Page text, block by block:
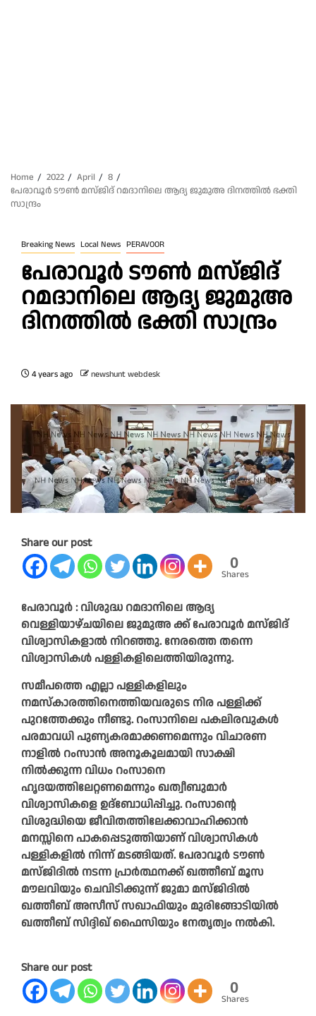
Home 2022 April
8
പേരാവൂർ ടൗൺ മസ്ജിദ് റമദാനിലെ ആദ്യ ജുമുഅ ദിനത്തിൽ ഭക്തി
സാന്ദ്രം
Breaking News Local News PERAVOOR
പേരാവൂർ ടൗൺ മസ്ജിദ്
റമദാനിലെ ആദ്യ ജുമുഅ
ദിനത്തിൽ ഭക്തി സാന്ദ്രം
4 years ago newshunt webdesk
Share our post
0
Shares
പേരാവൂർ : വിശുദ്ധ റമദാനിലെ ആദ്യ
വെള്ളിയാഴ്ചയിലെ ജുമുഅ ക്ക് പേരാവൂർ മസ്ജിദ്
വിശ്വാസികളാൽ നിറഞ്ഞു. നേരത്തെ തന്നെ
വിശ്വാസികള്‍ പള്ളികളിലെത്തിയിരുന്നു.
സമീപത്തെ എല്ലാ പള്ളികളിലും
നമസ്‌കാരത്തിനെത്തിയവരുടെ നിര പള്ളിക്ക്
പുറത്തേക്കും നീണ്ടു. റംസാനിലെ പകലിരവുകള്‍
പരമാവധി പുണ്യകരമാക്കണമെന്നും വിചാരണ
നാളില്‍ റംസാന്‍ അനൂകൂലമായി സാക്ഷി
നില്‍ക്കുന്ന വിധം റംസാനെ
ഹൃദയത്തിലേറ്റണമെന്നും ഖത്വീബുമാര്‍
വിശ്വാസികളെ ഉദ്‌ബോധിപ്പിച്ചു. റംസാന്റെ
വിശുദ്ധിയെ ജീവിതത്തിലേക്കാവാഹിക്കാന്‍
മനസ്സിനെ പാകപ്പെടുത്തിയാണ് വിശ്വാസികള്‍
പള്ളികളില്‍ നിന്ന് മടങ്ങിയത്. പേരാവൂർ ടൗൺ
മസ്ജിദിൽ നടന്ന പ്രാർത്ഥനക്ക് ഖത്തീബ് മൂസ
മൗലവിയും ചെവിടിക്കുന്ന് ജുമാ മസ്ജിദിൽ
ഖത്തീബ് അസീസ് സഖാഫിയും മുരിങ്ങോടിയിൽ
ഖത്തീബ് സിദ്ദിഖ്‌ ഫൈസിയും നേതൃത്വം നൽകി.
Share our post
0
Shares